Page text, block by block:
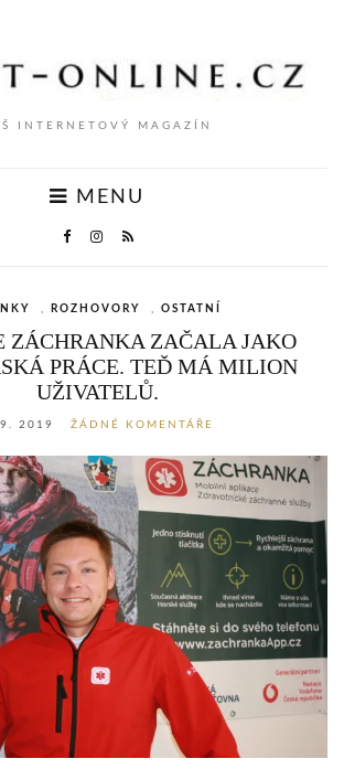
INTERNETOVÝ MAGAZÍN
MENU
ROZHOVORY OSTATNÍ
ZÁCHRANKA ZAČALA JAKO
PRÁCE. TEĎ MÁ MILION
UŽIVATELŮ.
2019 ŽÁDNÉ KOMENTÁŘE